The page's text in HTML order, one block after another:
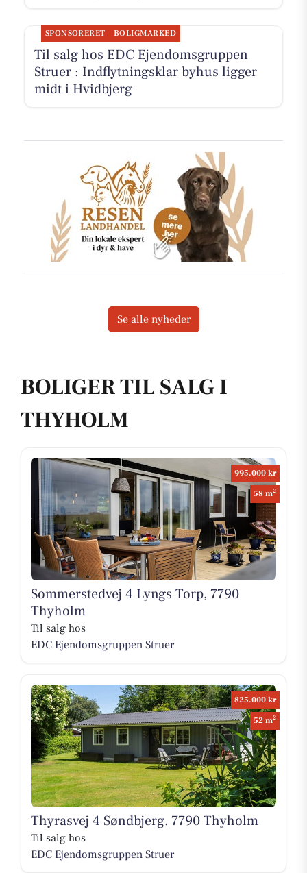
SPONSORERET BOLIGMARKED
Til salg hos EDC Ejen­doms­grup­pen
Struer : Ind­flyt­nings­klar byhus ligger
midt i Hvidbjerg
Se alle nyheder
BOLIGER TIL SALG I
THYHOLM
995.000 kr
58 m2
Sommerstedvej 4 Lyngs Torp, 7790
Thyholm
Til salg hos
EDC Ejen­doms­grup­pen Struer
825.000 kr
52 m2
Thyrasvej 4 Søndbjerg, 7790 Thyholm
Til salg hos
EDC Ejen­doms­grup­pen Struer